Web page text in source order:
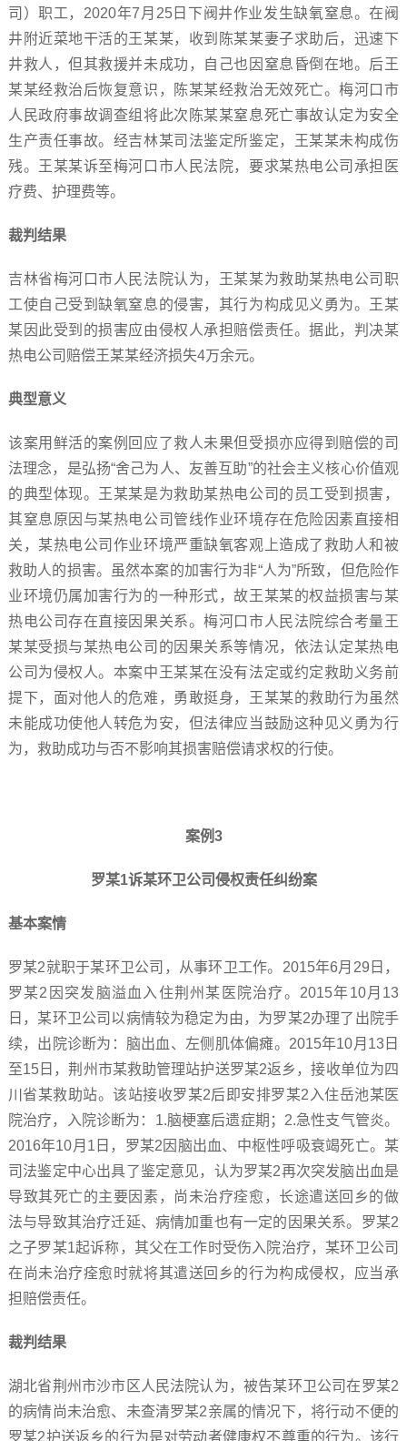
司）职工，2020年7月25日下阀井作业发生缺氧窒息。在阀
井附近菜地干活的王某某，收到陈某某妻子求助后，迅速下
井救人，但其救援并未成功，自己也因窒息昏倒在地。后王
某某经救治后恢复意识，陈某某经救治无效死亡。梅河口市
人民政府事故调查组将此次陈某某窒息死亡事故认定为安全
生产责任事故。经吉林某司法鉴定所鉴定，王某某未构成伤
残。王某某诉至梅河口市人民法院，要求某热电公司承担医
疗费、护理费等。
裁判结果
吉林省梅河口市人民法院认为，王某某为救助某热电公司职
工使自己受到缺氧窒息的侵害，其行为构成见义勇为。王某
某因此受到的损害应由侵权人承担赔偿责任。据此，判决某
热电公司赔偿王某某经济损失4万余元。
典型意义
该案用鲜活的案例回应了救人未果但受损亦应得到赔偿的司
法理念，是弘扬“舍己为人、友善互助”的社会主义核心价值观
的典型体现。王某某是为救助某热电公司的员工受到损害，
其窒息原因与某热电公司管线作业环境存在危险因素直接相
关，某热电公司作业环境严重缺氧客观上造成了救助人和被
救助人的损害。虽然本案的加害行为非“人为”所致，但危险作
业环境仍属加害行为的一种形式，故王某某的权益损害与某
热电公司存在直接因果关系。梅河口市人民法院综合考量王
某某受损与某热电公司的因果关系等情况，依法认定某热电
公司为侵权人。本案中王某某在没有法定或约定救助义务前
提下，面对他人的危难，勇敢挺身，王某某的救助行为虽然
未能成功使他人转危为安，但法律应当鼓励这种见义勇为行
为，救助成功与否不影响其损害赔偿请求权的行使。
案例3
罗某1诉某环卫公司侵权责任纠纷案
基本案情
罗某2就职于某环卫公司，从事环卫工作。2015年6月29日，
罗某2因突发脑溢血入住荆州某医院治疗。2015年10月13
日，某环卫公司以病情较为稳定为由，为罗某2办理了出院手
续，出院诊断为：脑出血、左侧肌体偏瘫。2015年10月13日
至15日，荆州市某救助管理站护送罗某2返乡，接收单位为四
川省某救助站。该站接收罗某2后即安排罗某2入住岳池某医
院治疗，入院诊断为：1.脑梗塞后遗症期；2.急性支气管炎。
2016年10月1日，罗某2因脑出血、中枢性呼吸衰竭死亡。某
司法鉴定中心出具了鉴定意见，认为罗某2再次突发脑出血是
导致其死亡的主要因素，尚未治疗痊愈，长途遣送回乡的做
法与导致其治疗迁延、病情加重也有一定的因果关系。罗某2
之子罗某1起诉称，其父在工作时受伤入院治疗，某环卫公司
在尚未治疗痊愈时就将其遣送回乡的行为构成侵权，应当承
担赔偿责任。
裁判结果
湖北省荆州市沙市区人民法院认为，被告某环卫公司在罗某2
的病情尚未治愈、未查清罗某2亲属的情况下，将行动不便的
罗某2护送返乡的行为是对劳动者健康权不尊重的行为。该行